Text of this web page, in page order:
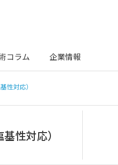
コラム 企業情報
性対応）
性対応）